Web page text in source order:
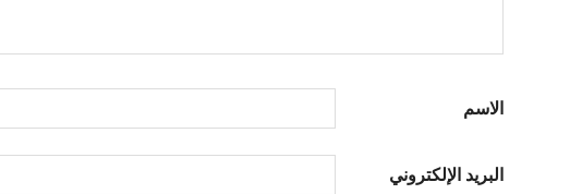
الاسم
البريد الإلكتروني